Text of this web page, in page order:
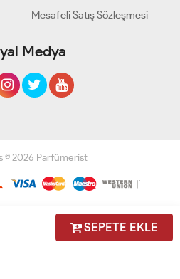
SEPETE EKLE
Mesafeli Satış Sözleşmesi
Medya
© 2026 Parfümerist
by innovation
Sipariş Takibi İletişim